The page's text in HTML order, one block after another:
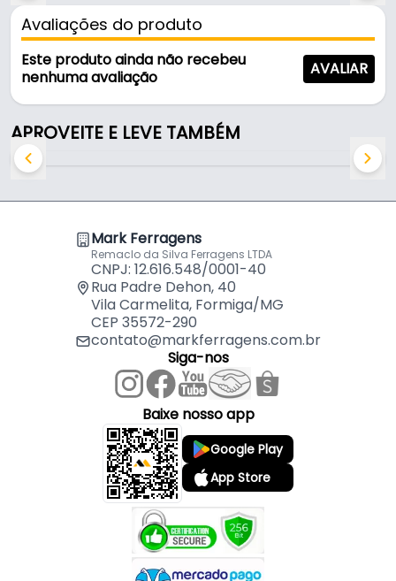
Características:
- Marca: Mark
- Material: Aço
- Cor: Preto Oxidado
- Comprimento: 35mm
- Comercializado: 0.100grs
- Fenda: Philips
Avaliações do produto
Este produto ainda não recebeu
nenhuma avaliação
AVALIAR
APROVEITE E LEVE TAMBÉM
Mark Ferragens
Remaclo da Silva Ferragens LTDA
CNPJ: 12.616.548/0001-40
Rua Padre Dehon, 40
Vila Carmelita, Formiga/MG
CEP 35572-290
contato@markferragens.com.br
Siga-nos
Baixe nosso app
Google Play
App Store